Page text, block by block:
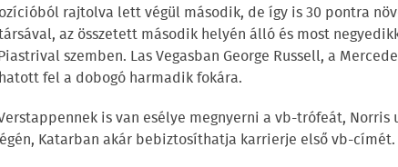
rajtolva lett végül második, de így is 30 pontra
az összetett második helyén álló és most
szemben. Las Vegasban George Russell, a
fel a dobogó harmadik fokára.
is van esélye megnyerni a vb-trófeát, Norris
Katarban akár bebiztosíthatja karrierje első vb-címét.